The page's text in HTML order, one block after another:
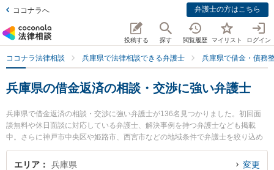
ココナラへ 弁護士の方はこちら
投稿する 探す 閲覧履歴 マイリスト ログイン
ココナラ法律相談 兵庫県で法律相談できる弁護士 兵庫県で借金・債務
兵庫県の借金返済の相談・交渉に強い弁護士
兵庫県で借金返済の相談・交渉に強い弁護士が136名見つかりました。初回面
談無料や休日面談に対応している弁護士、解決事例を持つ弁護士なども掲載
中。さらに神戸市中央区や姫路市、西宮市などの地域条件で弁護士を絞り込め
ます。借金・債務整理に関係する消費者金融の債務整理やクレジット会社の債
務整理、リボ払いの債務整理等の細かな分野での絞り込み検索もでき便利で
エリア 兵庫県 変更